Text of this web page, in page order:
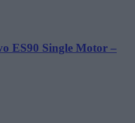
ES90 Single Motor –